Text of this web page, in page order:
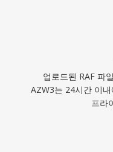
업로드된 RAF 파
AZW3는 24시간 이
프라